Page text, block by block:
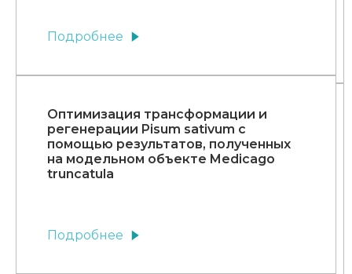
Подробнее
Оптимизация трансформации и
регенерации Pisum sativum с
помощью результатов, полученных
на модельном объекте Medicago
truncatula
Подробнее